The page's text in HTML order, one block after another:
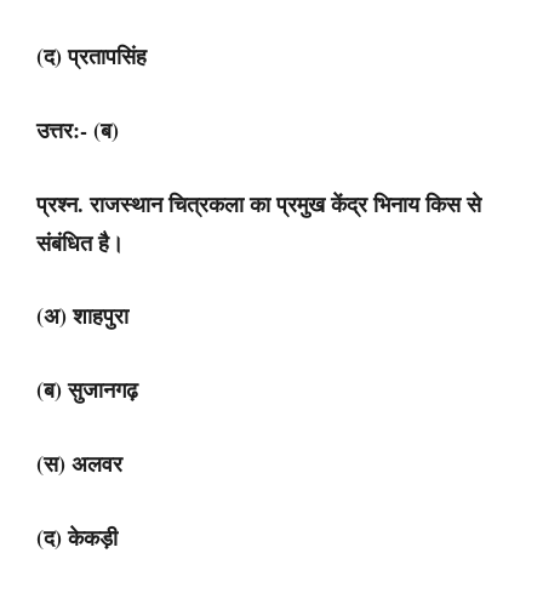
(द) प्रतापसिंह
उत्तर:- (ब)
प्रश्न. राजस्थान चित्रकला का प्रमुख केंद्र भिनाय किस से
संबंधित है।
(अ) शाहपुरा
(ब) सुजानगढ़
(स) अलवर
(द) केकड़ी